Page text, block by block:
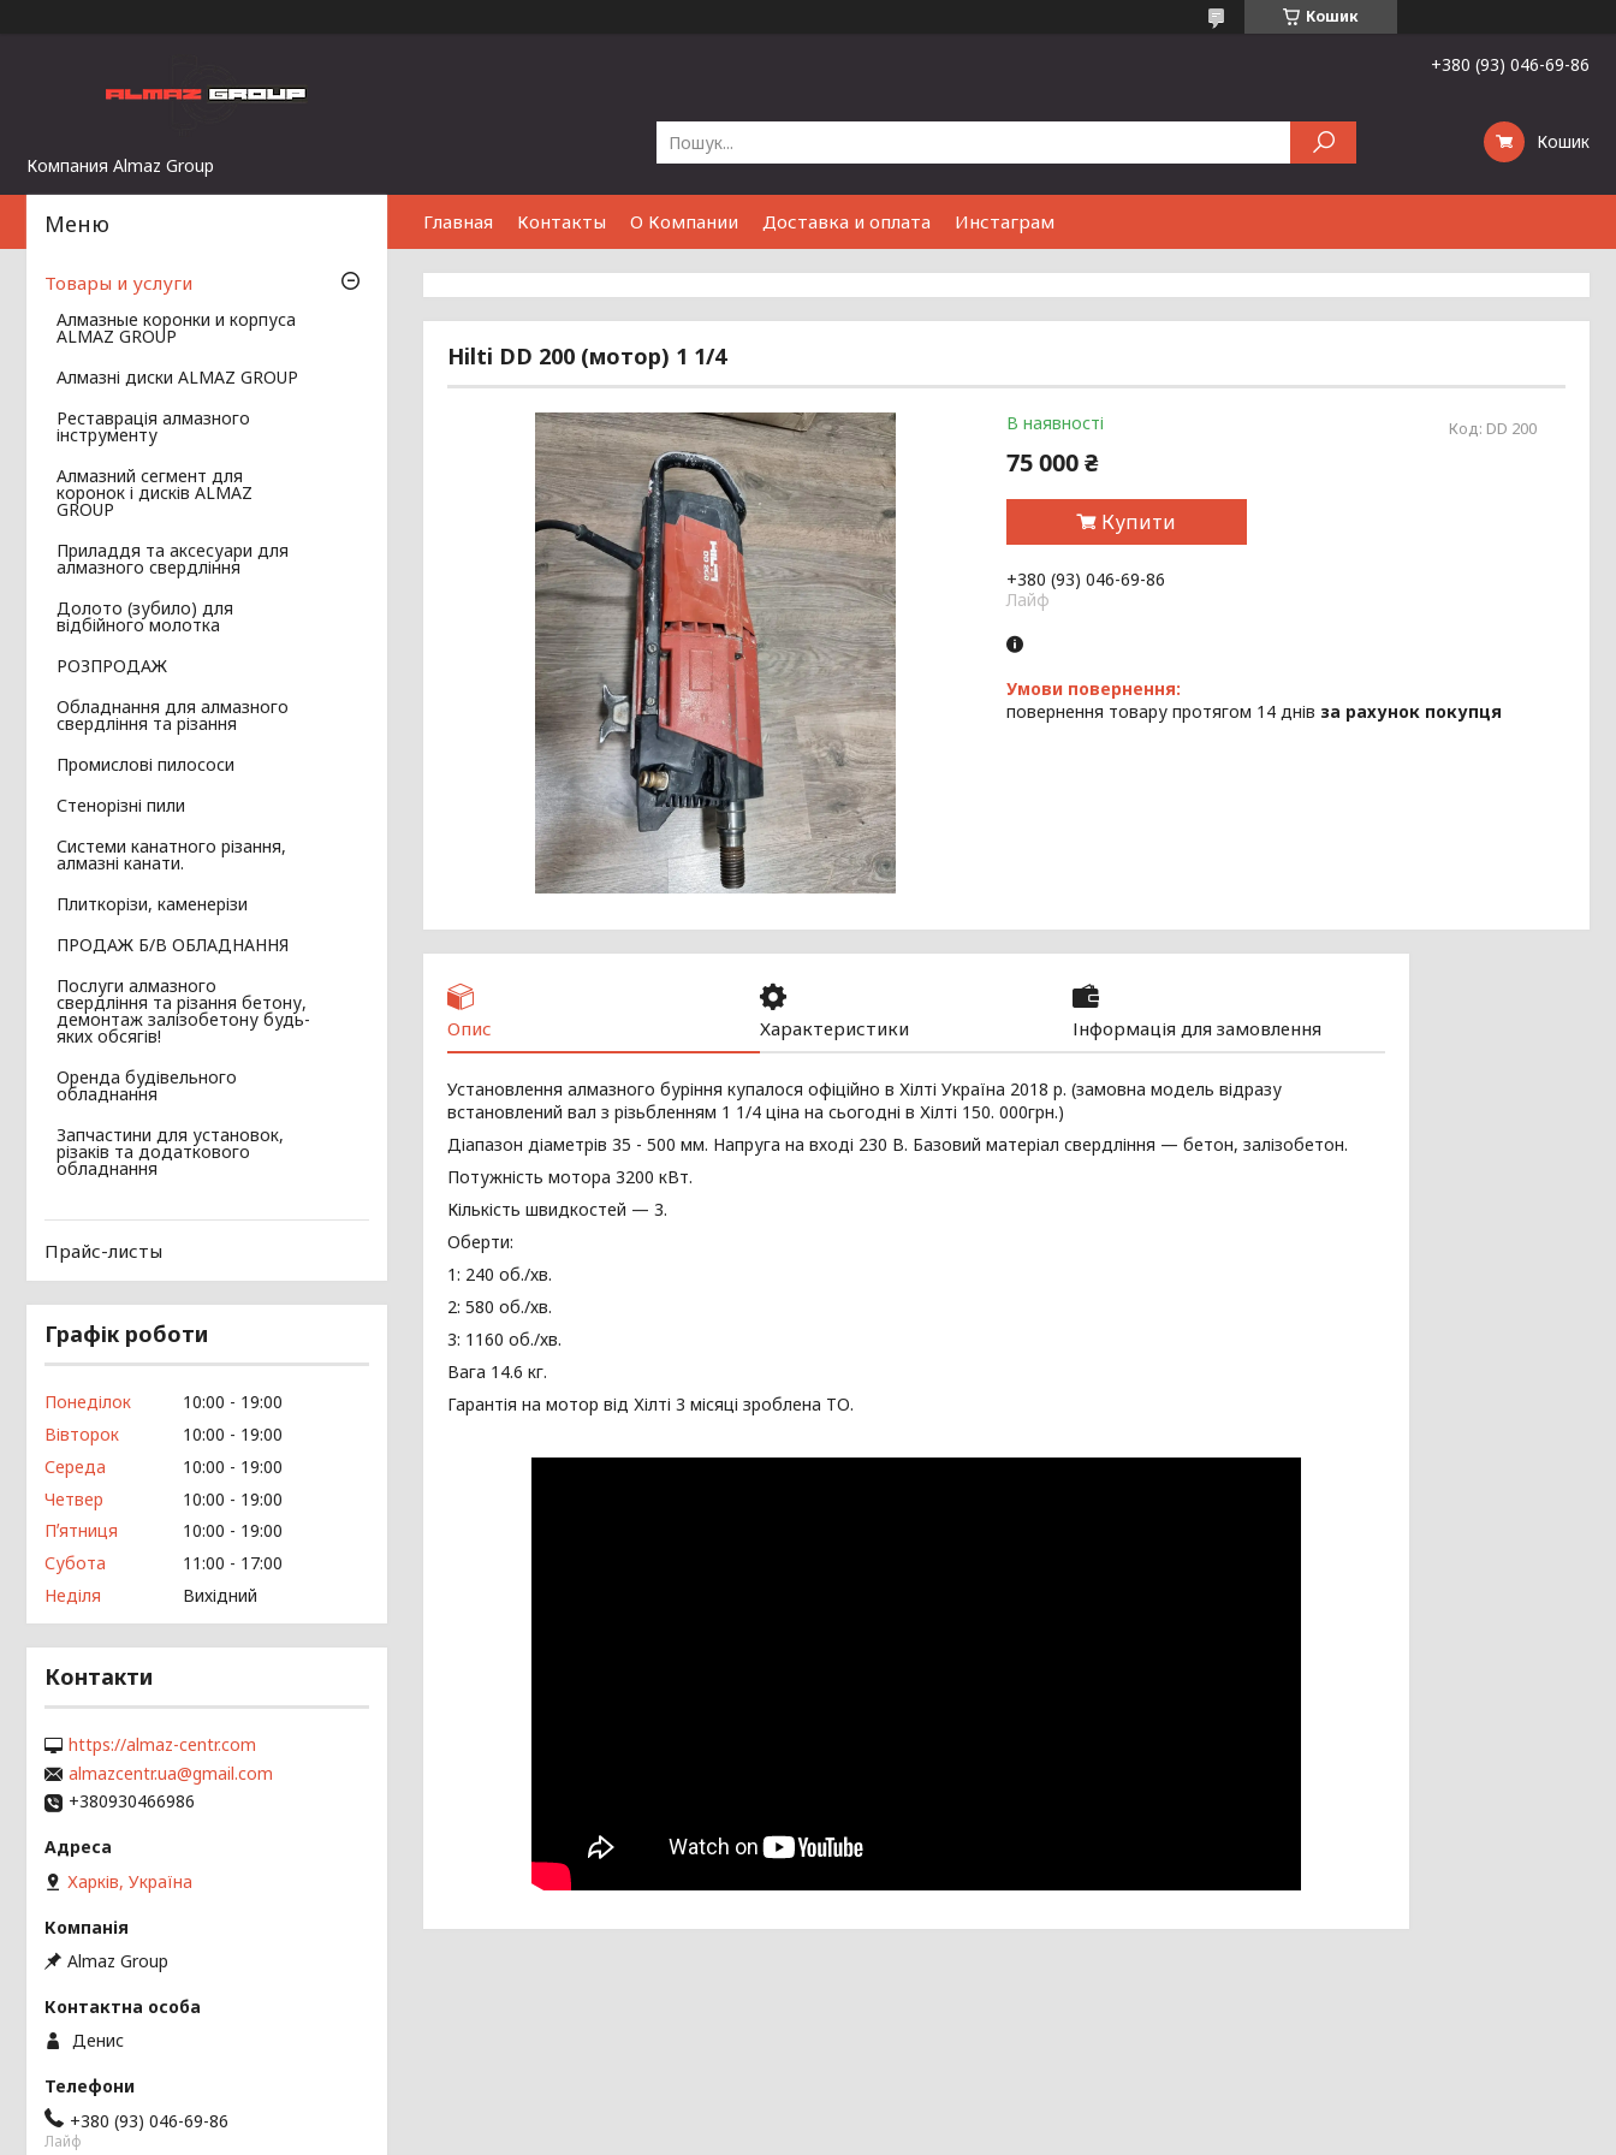
Кошик
Компания Almaz Group
+380 (93) 046-69-86
Кошик
Главная Контакты О Компании Доставка и оплата Инстаграм
Hilti DD 200 (мотор) 1 1/4
В наявності Код: DD 200
75 000 ₴
Купити
+380 (93) 046-69-86
Лайф
повернення товару протягом 14 днів за рахунок покупця
Опис Характеристики Інформація для замовлення
Установлення алмазного буріння купалося офіційно в Хілті Україна 2018 р. (замовна модель відразу
встановлений вал з різьбленням 1 1/4 ціна на сьогодні в Хілті 150. 000грн.)
Діапазон діаметрів 35 - 500 мм. Напруга на вході 230 В. Базовий матеріал свердління — бетон, залізобетон.
Потужність мотора 3200 кВт.
Кількість швидкостей — 3.
Оберти:
1: 240 об./хв.
2: 580 об./хв.
3: 1160 об./хв.
Вага 14.6 кг.
Гарантія на мотор від Хілті 3 місяці зроблена ТО.
Товары и услуги
Алмазные коронки и корпуса
ALMAZ GROUP
Алмазні диски ALMAZ GROUP
Реставрація алмазного
інструменту
Алмазний сегмент для
коронок і дисків ALMAZ
GROUP
Приладдя та аксесуари для
алмазного свердління
Долото (зубило) для
відбійного молотка
РОЗПРОДАЖ
Обладнання для алмазного
свердління та різання
Промислові пилососи
Стенорізні пили
Системи канатного різання,
алмазні канати.
Плиткорізи, каменерізи
ПРОДАЖ Б/В ОБЛАДНАННЯ
Послуги алмазного
свердління та різання бетону,
демонтаж залізобетону будь-
яких обсягів!
Оренда будівельного
обладнання
Запчастини для установок,
різаків та додаткового
обладнання
Прайс-листы
Графік роботи
Понеділок 10:00
19:00
Вівторок
10:00
19:00
Середа
10:00
19:00
Четвер
10:00
19:00
Пʼятниця
10:00
19:00
Субота
11:00
17:00
Неділя
Вихідний
Контакти
https://almaz-centr.com
almazcentr.ua@gmail.com
+380930466986
Харків, Україна
Almaz Group
Денис
+380 (93) 046-69-86
Лайф